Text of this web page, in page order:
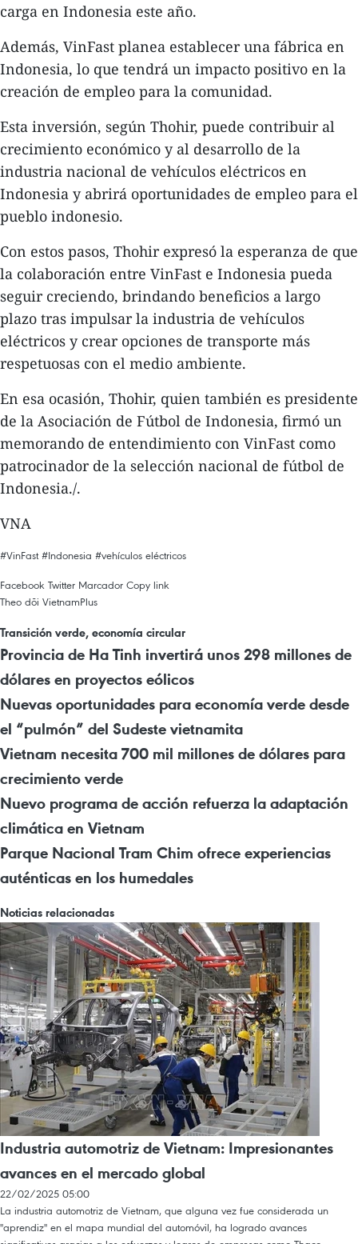
carga en Indonesia este año.
Además, VinFast planea establecer una fábrica en
Indonesia, lo que tendrá un impacto positivo en la
creación de empleo para la comunidad.
Esta inversión, según Thohir, puede contribuir al
crecimiento económico y al desarrollo de la
industria nacional de vehículos eléctricos en
Indonesia y abrirá oportunidades de empleo para el
pueblo indonesio.
Con estos pasos, Thohir expresó la esperanza de que
la colaboración entre VinFast e Indonesia pueda
seguir creciendo, brindando beneficios a largo
plazo tras impulsar la industria de vehículos
eléctricos y crear opciones de transporte más
respetuosas con el medio ambiente.
En esa ocasión, Thohir, quien también es presidente
de la Asociación de Fútbol de Indonesia, firmó un
memorando de entendimiento con VinFast como
patrocinador de la selección nacional de fútbol de
Indonesia./.
VNA
#VinFast #Indonesia #vehículos eléctricos
Facebook Twitter Marcador Copy link
Theo dõi VietnamPlus
Transición verde, economía circular
Provincia de Ha Tinh invertirá unos 298 millones de
dólares en proyectos eólicos
Nuevas oportunidades para economía verde desde
el “pulmón” del Sudeste vietnamita
Vietnam necesita 700 mil millones de dólares para
crecimiento verde
Nuevo programa de acción refuerza la adaptación
climática en Vietnam
Parque Nacional Tram Chim ofrece experiencias
auténticas en los humedales
Noticias relacionadas
Industria automotriz de Vietnam: Impresionantes
avances en el mercado global
22/02/2025 05:00
La industria automotriz de Vietnam, que alguna vez fue considerada un
"aprendiz" en el mapa mundial del automóvil, ha logrado avances